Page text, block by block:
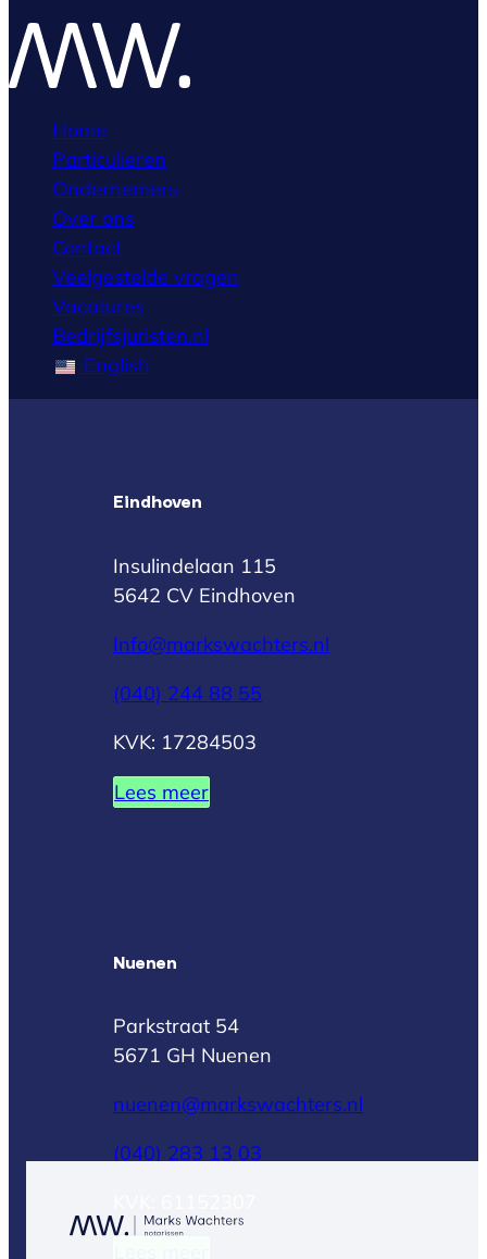
Home
Particulieren
Ondernemers
Over ons
Contact
Veelgestelde vragen
Vacatures
Bedrijfsjuristen.nl
English
Eindhoven
Insulindelaan 115
5642 CV Eindhoven
Info@markswachters.nl
(040) 244 88 55
KVK: 17284503
Lees meer
Nuenen
Parkstraat 54
5671 GH Nuenen
nuenen@markswachters.nl
(040) 283 13 03